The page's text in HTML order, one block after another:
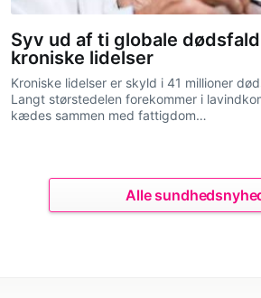
Syv ud af ti globale
kroniske lidelser
Kroniske lidelser er skyld i 41 millioner
Langt størstedelen forekommer i
kædes sammen med fattigdom…
Alle